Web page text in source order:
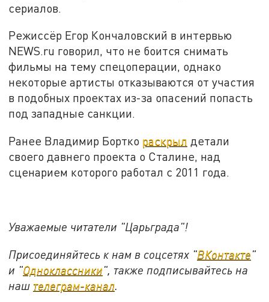
сериалов.
Режиссёр Егор Кончаловский в интервью
NEWS.ru говорил, что не боится снимать
фильмы на тему спецоперации, однако
некоторые артисты отказываются от участия
в подобных проектах из-за опасений попасть
под западные санкции.
Ранее Владимир Бортко раскрыл детали
своего давнего проекта о Сталине, над
сценарием которого работал с 2011 года.
Уважаемые читатели "Царьграда"!
Присоединяйтесь к нам в соцсетях "ВКонтакте"
и "Одноклассники", также подписывайтесь на
наш телеграм-канал.